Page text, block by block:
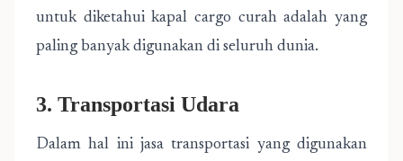
untuk diketahui kapal cargo curah adalah yang
paling banyak digunakan di seluruh dunia.
3. Transportasi Udara
Dalam hal ini jasa transportasi yang digunakan